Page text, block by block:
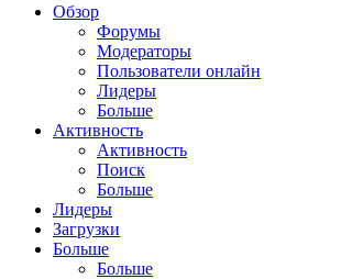
Обзор
Форумы
Модераторы
Пользователи онлайн
Лидеры
Больше
Активность
Активность
Поиск
Больше
Лидеры
Загрузки
Больше
Больше